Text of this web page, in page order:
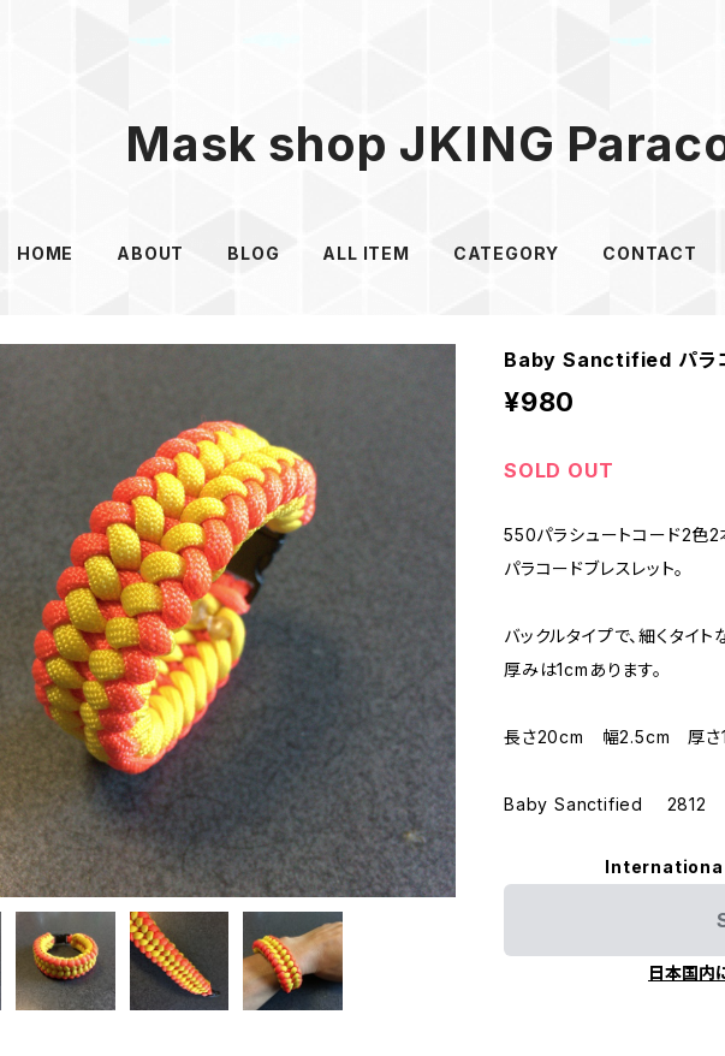
Mask shop JKING
HOME ABOUT BLOG ALL ITEM CATEGORY CONTACT
Baby Sanctified パラ
¥980
SOLD OUT
550パラシュートコード2色
パラコードブレスレット。
バックルタイプで、細くタイ
厚みは1cmあります。
長さ20cm 幅2.5cm 厚さ
Baby Sanctified 2812
日本国内